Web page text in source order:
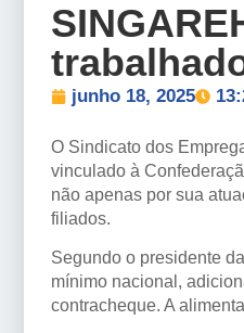
junho 18, 2025
O Sindicato dos
vinculado à
não apenas por sua
filiados.
Segundo o presidente
mínimo nacional,
contracheque. A